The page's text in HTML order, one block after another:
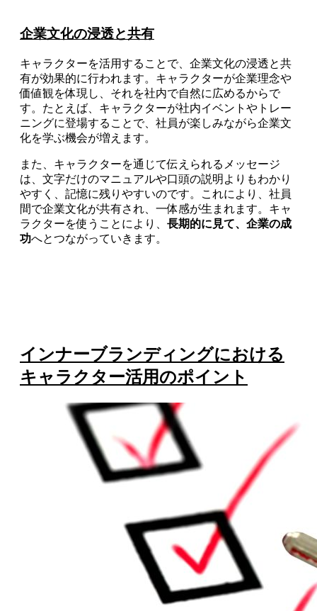
企業文化の浸透と共有
キャラクターを活用することで、企業文化の浸透と共
有が効果的に行われます。キャラクターが企業理念や
価値観を体現し、それを社内で自然に広めるからで
す。たとえば、キャラクターが社内イベントやトレー
ニングに登場することで、社員が楽しみながら企業文
化を学ぶ機会が増えます。
また、キャラクターを通じて伝えられるメッセージ
は、文字だけのマニュアルや口頭の説明よりもわかり
やすく、記憶に残りやすいのです。これにより、社員
間で企業文化が共有され、一体感が生まれます。キャ
ラクターを使うことにより、 長期的に見て、企業の成
功へとつながっていきます。
インナーブランディングにおける
キャラクター活用のポイント